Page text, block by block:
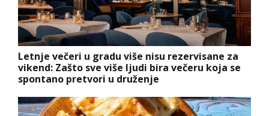
Letnje večeri u gradu više nisu rezervisane za
vikend: Zašto sve više ljudi bira večeru koja se
spontano pretvori u druženje